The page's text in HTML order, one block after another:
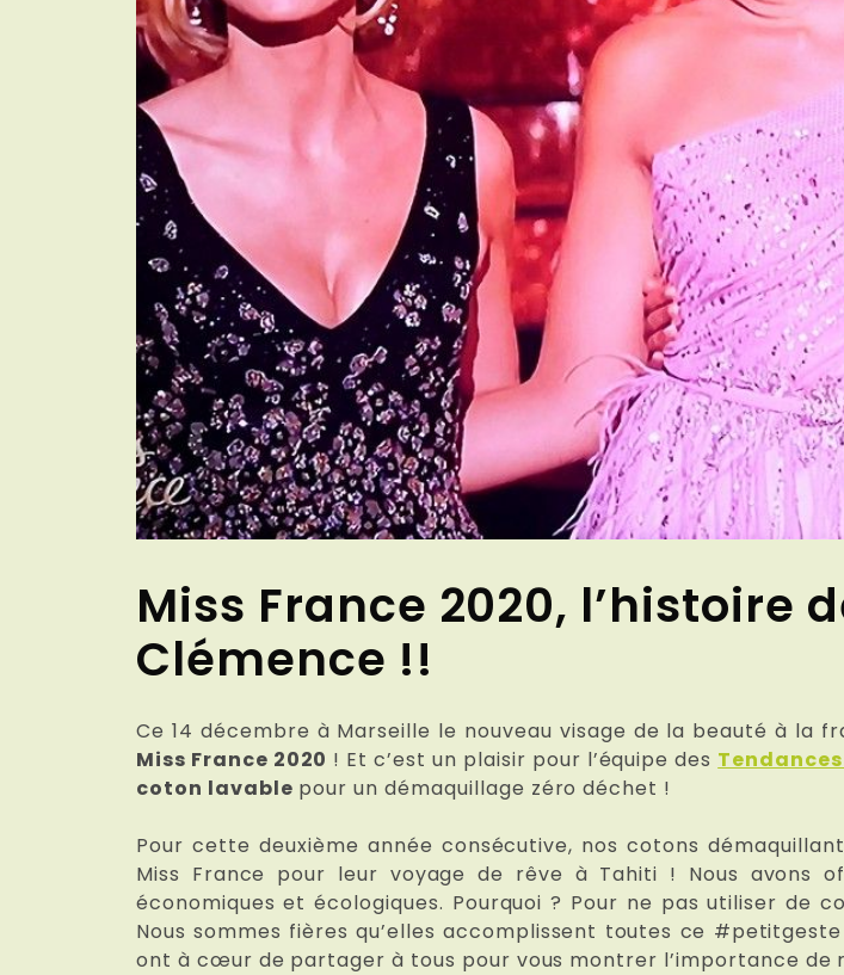
Miss France 2020, l’histoire
Clémence !!
Ce 14 décembre à Marseille le nouveau visage de la beauté à la
Miss France 2020 ! Et c’est un plaisir pour l’équipe des Tendances
coton lavable pour un démaquillage zéro déchet !
Pour cette deuxième année consécutive, nos cotons
Miss France pour leur voyage de rêve à Tahiti ! Nous avons
économiques et écologiques. Pourquoi ? Pour ne pas utiliser de
Nous sommes fières qu’elles accomplissent toutes ce
ont à cœur de partager à tous pour vous montrer l’importance de